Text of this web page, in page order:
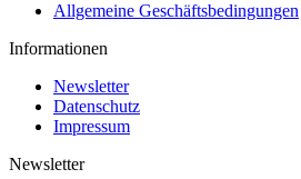
Allgemeine Geschäftsbedingungen
Informationen
Newsletter
Datenschutz
Impressum
Newsletter